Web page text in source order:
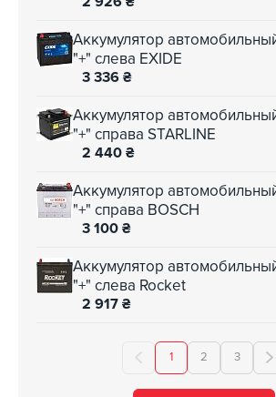
Аккумулятор
"+" слева EXIDE
3 336 ₴
Аккумулятор
"+" справа STARLINE
2 440 ₴
Аккумулятор
"+" справа BOSCH
3 100 ₴
Аккумулятор
"+" слева Rocket
2 917 ₴
1 2 3